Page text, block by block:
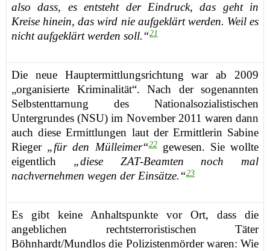
also dass, es entsteht der Eindruck, das geht in
Kreise hinein, das wird nie aufgeklärt werden. Weil es
nicht aufgeklärt werden soll.“21
Die neue Hauptermittlungsrichtungwar
ab 2009
„organisierte Kriminalität“. Nach der sogenannten
Selbstenttarnung des Nationalsozialistischen
Untergrundes (NSU) im November 2011 waren dann
auch diese Ermittlungen laut der Ermittlerin Sabine
Rieger „für den Mülleimer“22 gewesen. Siewollte
eigentlich
„diese ZAT-Beamten noch mal
nachvernehmen wegen der Einsätze.“23
Es gibt keine Anhaltspunkte vor Ort, dass die
angeblichen rechtsterroristischen Täter
Böhnhardt/Mundlos die Polizistenmörder waren: Wie